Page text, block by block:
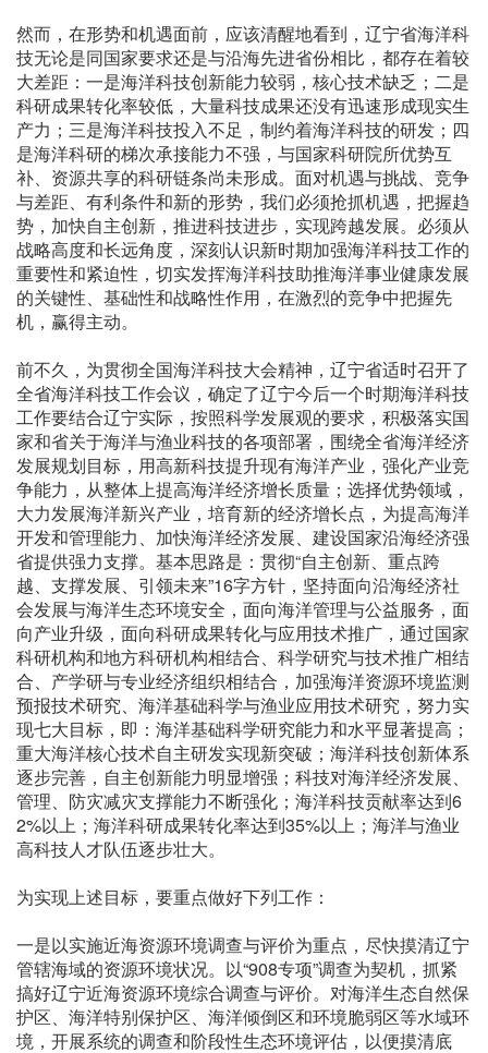
然而，在形势和机遇面前，应该清醒地看到，辽宁省海洋科
技无论是同国家要求还是与沿海先进省份相比，都存在着较
大差距：一是海洋科技创新能力较弱，核心技术缺乏；二是
科研成果转化率较低，大量科技成果还没有迅速形成现实生
产力；三是海洋科技投入不足，制约着海洋科技的研发；四
是海洋科研的梯次承接能力不强，与国家科研院所优势互
补、资源共享的科研链条尚未形成。面对机遇与挑战、竞争
与差距、有利条件和新的形势，我们必须抢抓机遇，把握趋
势，加快自主创新，推进科技进步，实现跨越发展。必须从
战略高度和长远角度，深刻认识新时期加强海洋科技工作的
重要性和紧迫性，切实发挥海洋科技助推海洋事业健康发展
的关键性、基础性和战略性作用，在激烈的竞争中把握先
机，赢得主动。
前不久，为贯彻全国海洋科技大会精神，辽宁省适时召开了
全省海洋科技工作会议，确定了辽宁今后一个时期海洋科技
工作要结合辽宁实际，按照科学发展观的要求，积极落实国
家和省关于海洋与渔业科技的各项部署，围绕全省海洋经济
发展规划目标，用高新科技提升现有海洋产业，强化产业竞
争能力，从整体上提高海洋经济增长质量；选择优势领域，
大力发展海洋新兴产业，培育新的经济增长点，为提高海洋
开发和管理能力、加快海洋经济发展、建设国家沿海经济强
省提供强力支撑。基本思路是：贯彻“自主创新、重点跨
越、支撑发展、引领未来”16字方针，坚持面向沿海经济社
会发展与海洋生态环境安全，面向海洋管理与公益服务，面
向产业升级，面向科研成果转化与应用技术推广，通过国家
科研机构和地方科研机构相结合、科学研究与技术推广相结
合、产学研与专业经济组织相结合，加强海洋资源环境监测
预报技术研究、海洋基础科学与渔业应用技术研究，努力实
现七大目标，即：海洋基础科学研究能力和水平显著提高；
重大海洋核心技术自主研发实现新突破；海洋科技创新体系
逐步完善，自主创新能力明显增强；科技对海洋经济发展、
管理、防灾减灾支撑能力不断强化；海洋科技贡献率达到6
2%以上；海洋科研成果转化率达到35%以上；海洋与渔业
高科技人才队伍逐步壮大。
为实现上述目标，要重点做好下列工作：
一是以实施近海资源环境调查与评价为重点，尽快摸清辽宁
管辖海域的资源环境状况。以“908专项”调查为契机，抓紧
搞好辽宁近海资源环境综合调查与评价。对海洋生态自然保
护区、海洋特别保护区、海洋倾倒区和环境脆弱区等水域环
境，开展系统的调查和阶段性生态环境评估，以便摸清底